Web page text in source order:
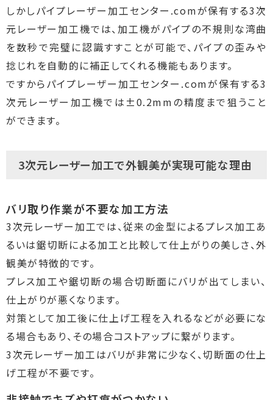
しかしパイプレーザー加工センター.comが保有する3次
元レーザー加工機では、加工機がパイプの不規則な湾曲
を数秒で完璧に認識すすことが可能で、パイプの歪みや
捻じれを自動的に補正してくれる機能もあります。
ですからパイプレーザー加工センター.comが保有する3
次元レーザー加工機では±0.2mmの精度まで狙うこと
ができます。
3次元レーザー加工で外観美が実現可能な理由
バリ取り作業が不要な加工方法
3次元レーザー加工では、従来の金型によるプレス加工あ
るいは鋸切断による加工と比較して仕上がりの美しさ、外
観美が特徴的です。
プレス加工や鋸切断の場合切断面にバリが出てしまい、
仕上がりが悪くなります。
対策として加工後に仕上げ工程を入れるなどが必要にな
る場合もあり、その場合コストアップに繋がります。
3次元レーザー加工はバリが非常に少なく、切断面の仕上
げ工程が不要です。